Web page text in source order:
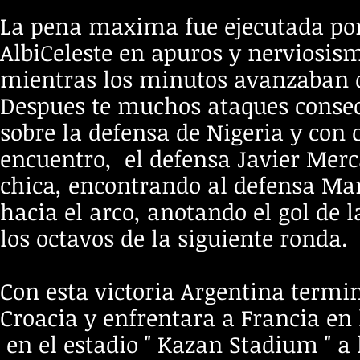
La pena maxima fue ejecutada
AlbiCeleste en apuros y
mientras los minutos avanzaban
Despues te muchos ataques
sobre la defensa de Nigeria y
encuentro, el defensa Javier
chica, encontrando al defensa
hacia el arco, anotando el gol de
los octavos de la siguiente ronda.
Con esta victoria Argentina
Croacia y enfrentara a Francia
en el estadio " Kazan Stadium " a